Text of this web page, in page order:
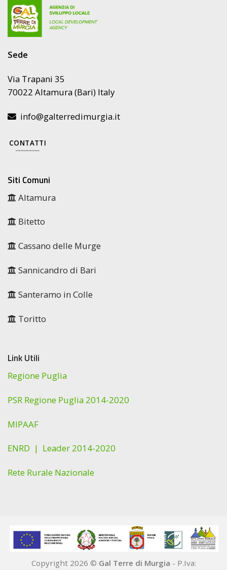
Sede
Via Trapani 35
70022 Altamura (Bari) Italy
info@galterredimurgia.it
CONTATTI
Siti Comuni
Altamura
Bitetto
Cassano delle Murge
Sannicandro di Bari
Santeramo in Colle
Toritto
Link Utili
Regione Puglia
PSR Regione Puglia 2014-2020
MIPAAF
ENRD | Leader 2014-2020
Rete Rurale Nazionale
Copyright 2026 © Gal Terre di Murgia - P.Iva: